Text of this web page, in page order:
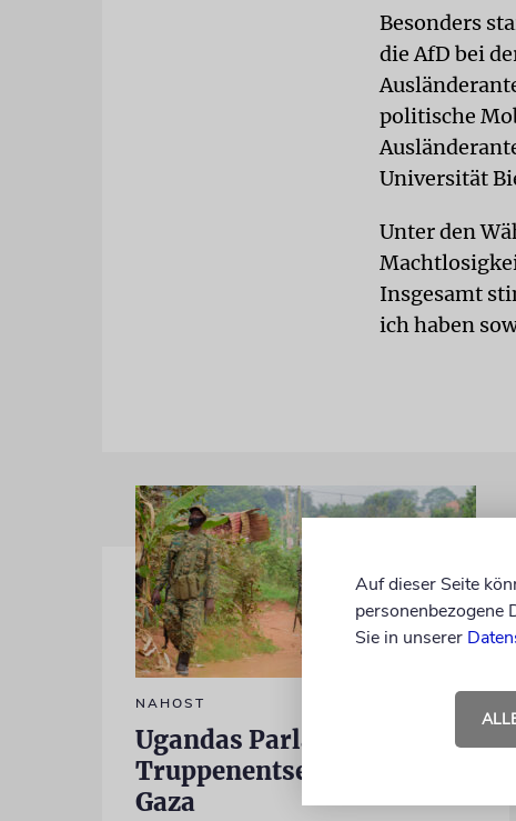
Besonders
die AfD bei
politische
Universität
Unter den
Insgesamt
ich haben
NAHOST
Ugandas Parlament billigt
Truppenentsendung nach
Gaza
Auf dieser Seite
personenbezogene
Sie in unserer